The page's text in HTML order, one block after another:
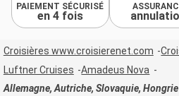
PAIEMENT SÉCURISÉ
en 4 fois
Croisières www.croisierenet.com
Luftner Cruises
Amadeus Nova
Allemagne, Autriche, Slovaquie, Hongrie